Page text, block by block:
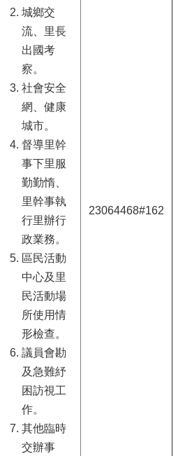
城鄉交
流、里長
出國考
察。
社會安全
網、健康
城市。
督導里幹
事下里服
勤勤惰、
里幹事執
行里辦行
政業務。
區民活動
中心及里
民活動場
所使用情
形檢查。
議員會勘
及急難紓
困訪視工
作。
其他臨時
交辦事
23064468#162